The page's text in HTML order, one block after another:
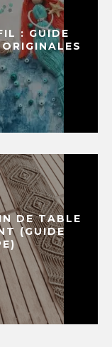
: GUIDE
DE TABLE
(GUIDE